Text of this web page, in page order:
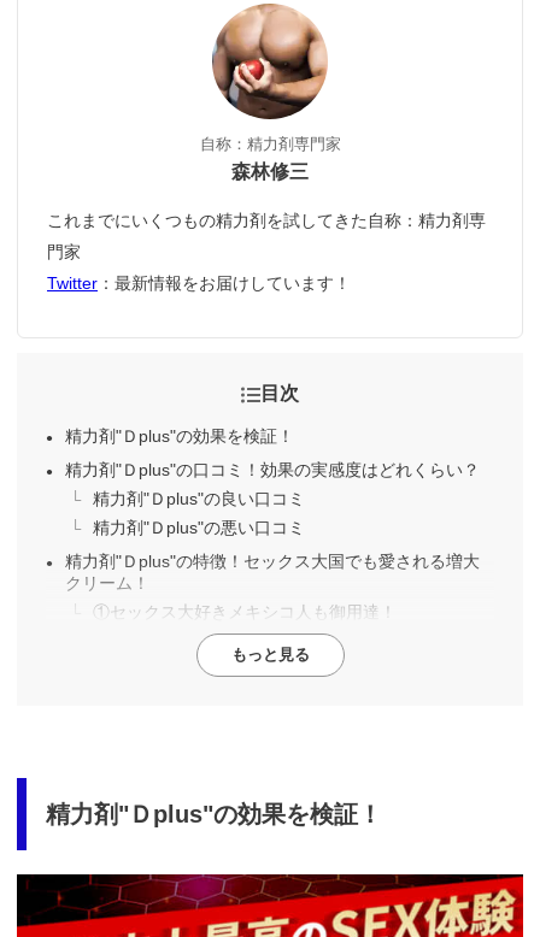
自称：精力剤専門家
森林修三
これまでにいくつもの精力剤を試してきた自称：精力剤専
門家
Twitter ：最新情報をお届けしています！
目次
精力剤"Ｄplus"の効果を検証！
精力剤"Ｄplus"の口コミ！効果の実感度はどれくらい？
精力剤"Ｄplus"の良い口コミ
精力剤"Ｄplus"の悪い口コミ
精力剤"Ｄplus"の特徴！セックス大国でも愛される増大
クリーム！
①セックス大好きメキシコ人も御用達！
もっと見る
精力剤"Ｄplus"の効果を検証！
https://fam-
ad.com/ad/p/r?